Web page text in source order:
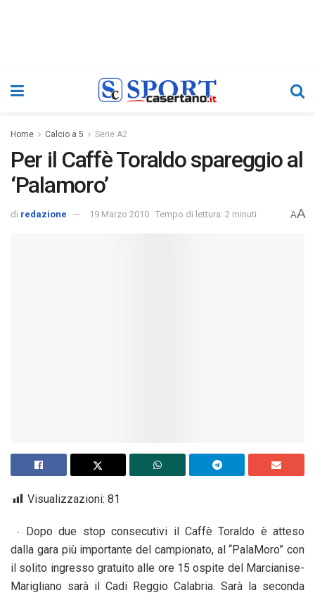
Home Calcio a 5 Serie A2
Per il Caffè Toraldo spareggio al
‘Palamoro’
di redazione 19 Marzo 2010 Tempo di lettura: 2 minuti AA
Visualizzazioni: 81
Dopo due stop consecutivi il Caffè Toraldo è atteso
dalla gara più importante del campionato, al “PalaMoro” con
il solito ingresso gratuito alle ore 15 ospite del Marcianise-
Marigliano sarà il Cadi Reggio Calabria. Sarà la seconda